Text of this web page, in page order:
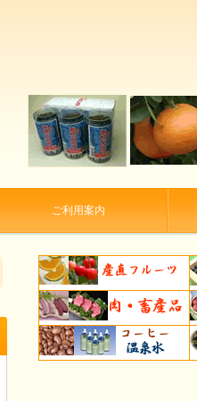
ご利用案内